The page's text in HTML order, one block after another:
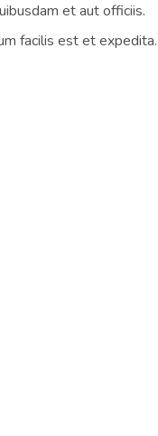
et aut officiis.
facilis est et expedita.